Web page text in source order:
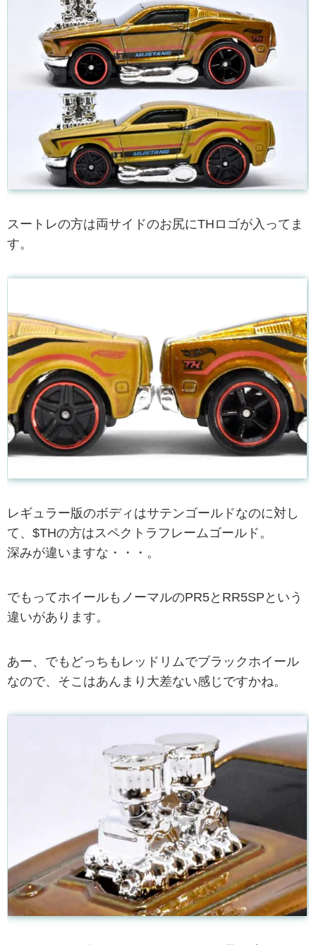
スートレの方は両サイドのお尻にTHロゴが入ってま
す。
レギュラー版のボディはサテンゴールドなのに対し
て、$THの方はスペクトラフレームゴールド。
深みが違いますな・・・。
でもってホイールもノーマルのPR5とRR5SPという
違いがあります。
あー、でもどっちもレッドリムでブラックホイール
なので、そこはあんまり大差ない感じですかね。